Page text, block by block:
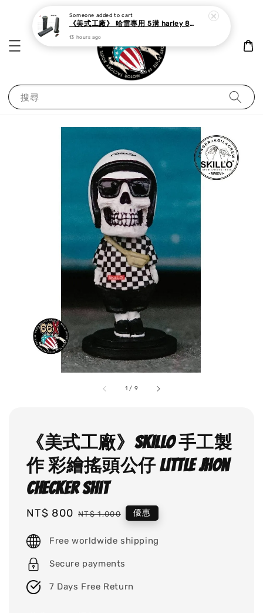
搜尋
1 / 9
《美式工廠》SKILLO 手工製
作 彩繪搖頭公仔 Little Jhon
Checker Shit
Sale
NT$ 800 Regular
NT$ 1,000 優惠
Free worldwide shipping
Secure payments
7 Days Free Return
Someone added to cart
《美式工廠》 哈雷專用 5溝 harley 883 48 dyna softail 鋁合金 握把套 銀/黑
13 hours ago